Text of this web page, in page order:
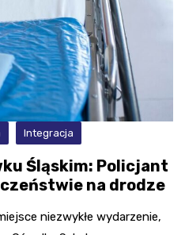
Integracja
Śląskim: Policjant
na drodze
niezwykłe wydarzenie,